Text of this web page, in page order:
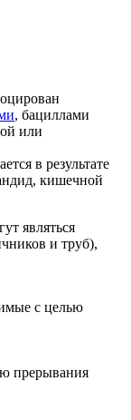
, бациллами
или
в результате
кишечной
являться
и труб),
с целью
прерывания